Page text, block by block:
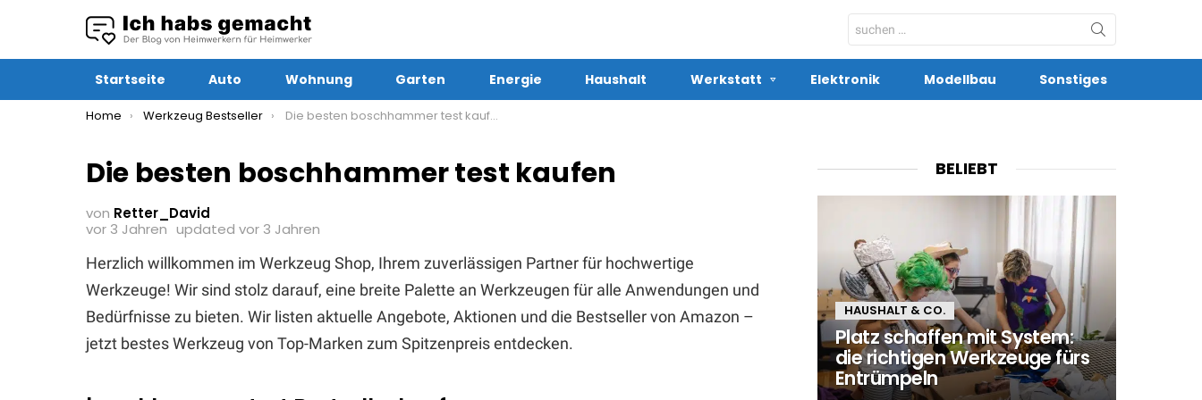
Search
for:
Startseite Auto Wohnung Garten Energie Haushalt Werkstatt Elektronik Modellbau Sonstiges
You are here:
Home Werkzeug Bestseller Die besten boschhammer test kaufen
Die besten boschhammer test kaufen
von Retter_David
vor 3 Jahren updated vor 3 Jahren
Herzlich willkommen im Werkzeug Shop, Ihrem zuverlässigen Partner für hochwertige
Werkzeuge! Wir sind stolz darauf, eine breite Palette an Werkzeugen für alle Anwendungen und
Bedürfnisse zu bieten. Wir listen aktuelle Angebote, Aktionen und die Bestseller von Amazon –
jetzt bestes Werkzeug von Top-Marken zum Spitzenpreis entdecken.
BELIEBT
HAUSHALT & CO.
Platz schaffen mit System:
die richtigen Werkzeuge fürs
Entrümpeln